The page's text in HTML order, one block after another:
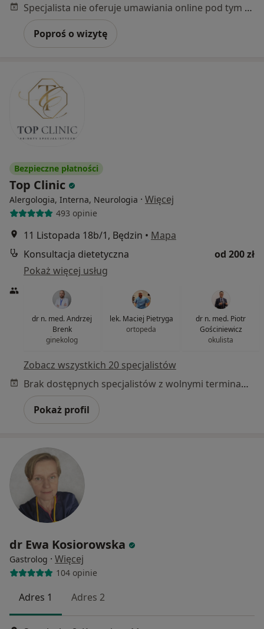
Specjalista nie oferuje umawiania online pod tym adresem.
Poproś o wizytę
Bezpieczne płatności
Top Clinic
Alergologia, Interna, Neurologia · Więcej
493 opinie
11 Listopada 18b/1, Będzin • Mapa
Konsultacja dietetyczna
od 200 zł
Pokaż więcej usług
dr n. med. Andrzej
Brenk
ginekolog
lek. Maciej Pietryga
ortopeda
dr n. med. Piotr
Gościniewicz
okulista
Zobacz wszystkich 20 specjalistów
Brak dostępnych specjalistów z wolnymi terminami w tym centrum medycznym.
Pokaż profil
dr Ewa Kosiorowska
Gastrolog · Więcej
104 opinie
Adres 1 Adres 2